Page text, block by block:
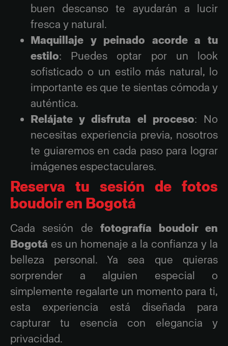
buen descanso te ayudarán a lucir
fresca y natural.
Maquillaje y peinado acorde a tu
estilo: Puedes optar por un look
sofisticado o un estilo más natural, lo
importante es que te sientas cómoda y
auténtica.
Relájate y disfruta el proceso: No
necesitas experiencia previa, nosotros
te guiaremos en cada paso para lograr
imágenes espectaculares.
Reserva tu sesión de fotos
boudoir en Bogotá
Cada sesión defotografía boudoir en
Bogotá es un homenaje a la confianza y la
belleza personal. Ya sea que quieras
sorprender a alguien especial o
simplemente regalarte un momento para ti,
esta experiencia está diseñada para
capturar tu esencia con elegancia y
privacidad.